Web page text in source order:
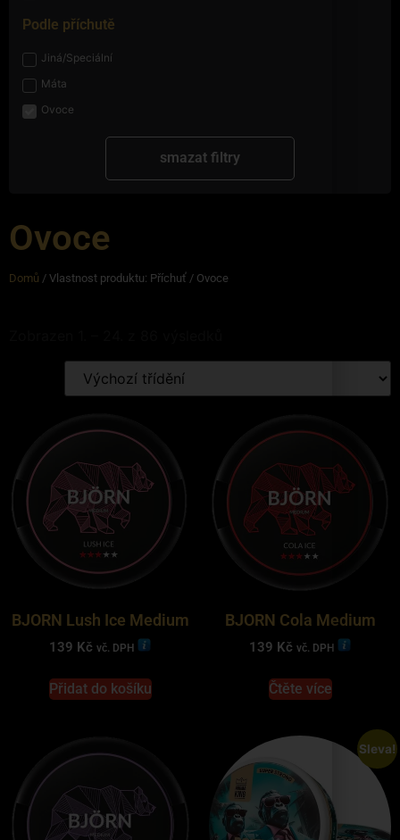
Podle příchutě
Jiná/Speciální
Máta
Ovoce
smazat filtry
Ovoce
Domů / Vlastnost produktu: Příchuť / Ovoce
BJORN Lush Ice Medium
139 Kč vč. DPH
Přidat do košíku
BJORN Cola Medium
139 Kč vč. DPH
Čtěte více
Sleva!